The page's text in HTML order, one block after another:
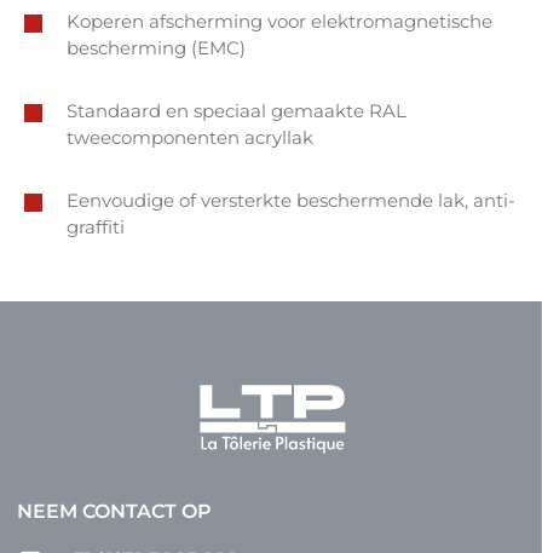
Koperen afscherming voor elektromagnetische
bescherming (EMC)
Standaard en speciaal gemaakte RAL
tweecomponenten acryllak
Eenvoudige of versterkte beschermende lak, anti-
graffiti
NEEM CONTACT OP